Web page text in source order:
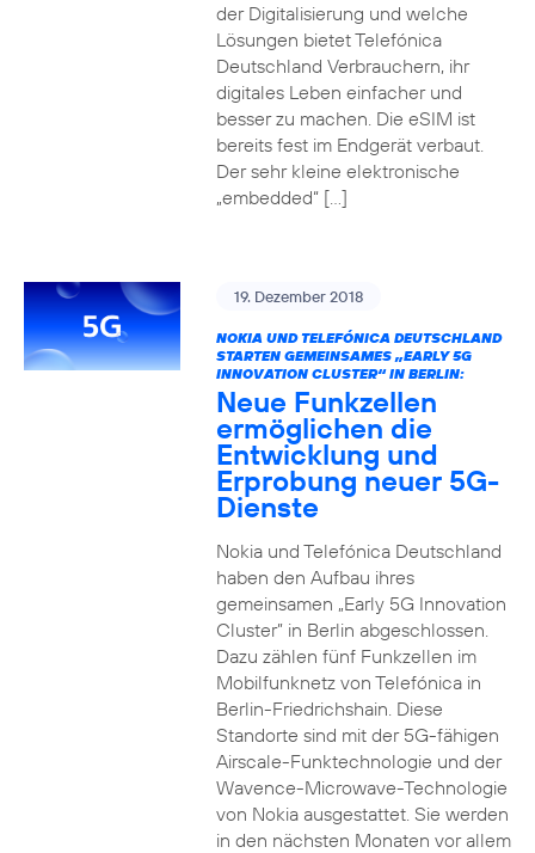
der Digitalisierung und welche
Lösungen bietet Telefónica
Deutschland Verbrauchern, ihr
digitales Leben einfacher und
besser zu machen. Die eSIM ist
bereits fest im Endgerät verbaut.
Der sehr kleine elektronische
„embedded“ […]
19. Dezember 2018
NOKIA UND TELEFÓNICA DEUTSCHLAND
STARTEN GEMEINSAMES „EARLY 5G
INNOVATION CLUSTER“ IN BERLIN:
Neue Funkzellen
ermöglichen die
Entwicklung und
Erprobung neuer 5G-
Dienste
Nokia und Telefónica Deutschland
haben den Aufbau ihres
gemeinsamen „Early 5G Innovation
Cluster” in Berlin abgeschlossen.
Dazu zählen fünf Funkzellen im
Mobilfunknetz von Telefónica in
Berlin-Friedrichshain. Diese
Standorte sind mit der 5G-fähigen
Airscale-Funktechnologie und der
Wavence-Microwave-Technologie
von Nokia ausgestattet. Sie werden
in den nächsten Monaten vor allem